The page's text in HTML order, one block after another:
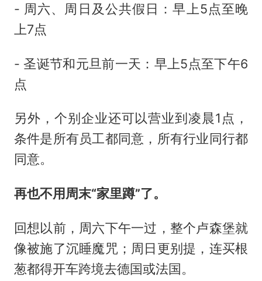
- 周六、周日及公共假日：早上5点至晚
上7点
- 圣诞节和元旦前一天：早上5点至下午6
点
另外，个别企业还可以营业到凌晨1点，
条件是所有员工都同意，所有行业同行都
同意。
再也不用周末“家里蹲”了。
回想以前，周六下午一过，整个卢森堡就
像被施了沉睡魔咒；周日更别提，连买根
葱都得开车跨境去德国或法国。